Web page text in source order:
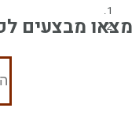
מצאו מבצעים